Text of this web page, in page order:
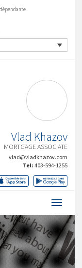
Vlad Khazov
MORTGAGE ASSOCIATE
vlad@vladkhazov.com
Tel: 403-594-1255